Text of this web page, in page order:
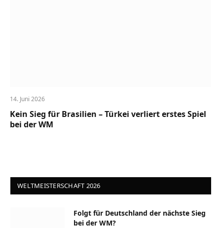
14. Juni 2026
Kein Sieg für Brasilien – Türkei verliert erstes Spiel
bei der WM
WELTMEISTERSCHAFT 2026
Folgt für Deutschland der nächste Sieg
bei der WM?